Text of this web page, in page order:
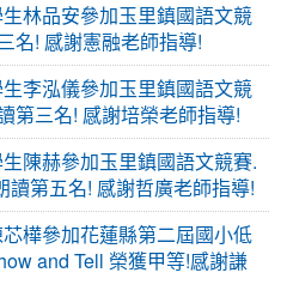
林品安參加玉里鎮國語文競
名! 感謝憲融老師指導!
李泓儀參加玉里鎮國語文競
第三名! 感謝培榮老師指導!
陳赫參加玉里鎮國語文競賽.
讀第五名! 感謝哲廣老師指導!
樺參加花蓮縣第二屆國小低
and Tell 榮獲甲等!感謝謙